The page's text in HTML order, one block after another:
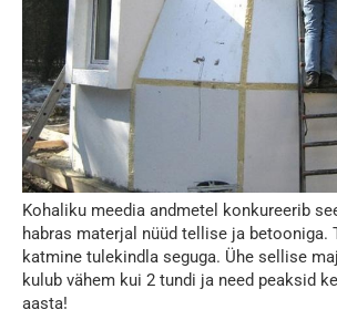
Kohaliku meedia andmetel konkureerib
habras materjal nüüd tellise ja betooniga.
katmine tulekindla seguga. Ühe sellise
kulub vähem kui 2 tundi ja need peaksid
aasta!